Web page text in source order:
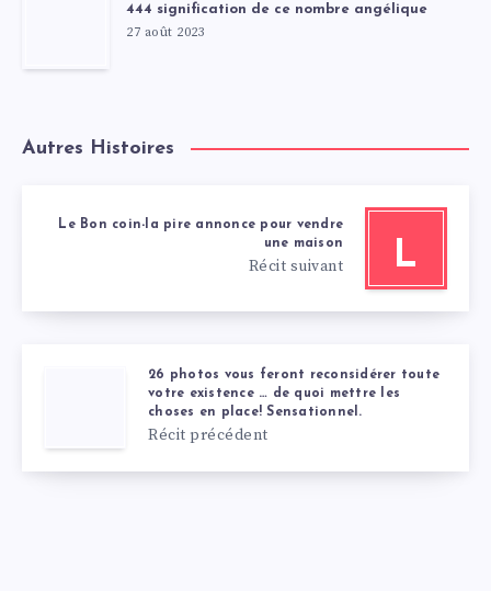
444 signification de ce nombre angélique
27 août 2023
Autres Histoires
L
Le Bon coin-la pire annonce pour vendre
une maison
Récit suivant
26 photos vous feront reconsidérer toute
votre existence … de quoi mettre les
choses en place! Sensationnel.
Récit précédent